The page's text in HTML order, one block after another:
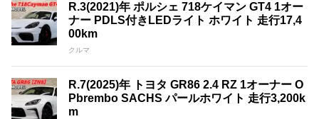
R.3(2021)年 ポルシェ 718ケイマン GT4 1オー
ナー PDLS付きLEDライト ホワイト 走行17,4
00km
クルマ
R.7(2025)年 トヨタ GR86 2.4 RZ 1オーナー O
Pbrembo SACHS パールホワイト 走行3,200k
m